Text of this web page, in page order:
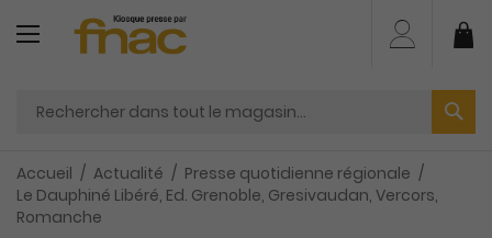
contenu
Accueil Actualité
Presse quotidienne régionale
Le Dauphiné Libéré, Ed. Grenoble, Gresivaudan, Vercors,
Romanche